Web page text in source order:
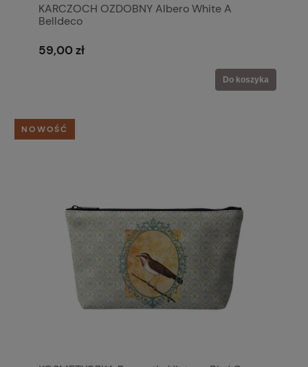
KARCZOCH OZDOBNY Albero White A
Belldeco
59,00 zł
Do koszyka
NOWOŚĆ